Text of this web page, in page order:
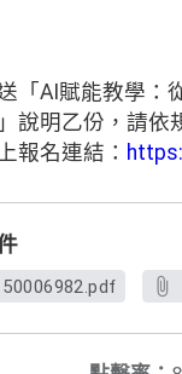
「AI賦能教學：
說明乙份，請依
報名連結：